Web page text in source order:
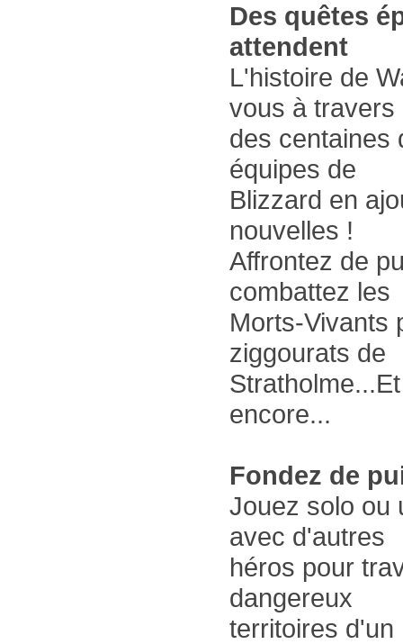
Des quêtes
attendent
L'histoire de
vous à travers
des centaines
équipes de
Blizzard en
nouvelles !
Affrontez de
combattez les
Morts-Vivants
ziggourats de
encore...
Fondez de
Jouez solo ou
avec d'autres
héros pour
dangereux
territoires d'un